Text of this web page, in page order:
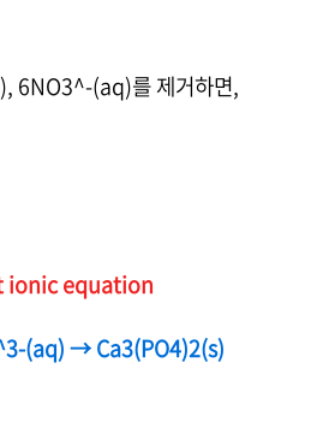
6NO3^-(aq)를 제거하면,
ionic equation
(aq) → Ca3(PO4)2(s)